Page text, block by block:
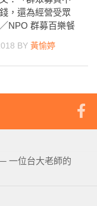
，還為經營受眾
NPO 群募百樂餐
BY 黃愉婷
一位台大老師的